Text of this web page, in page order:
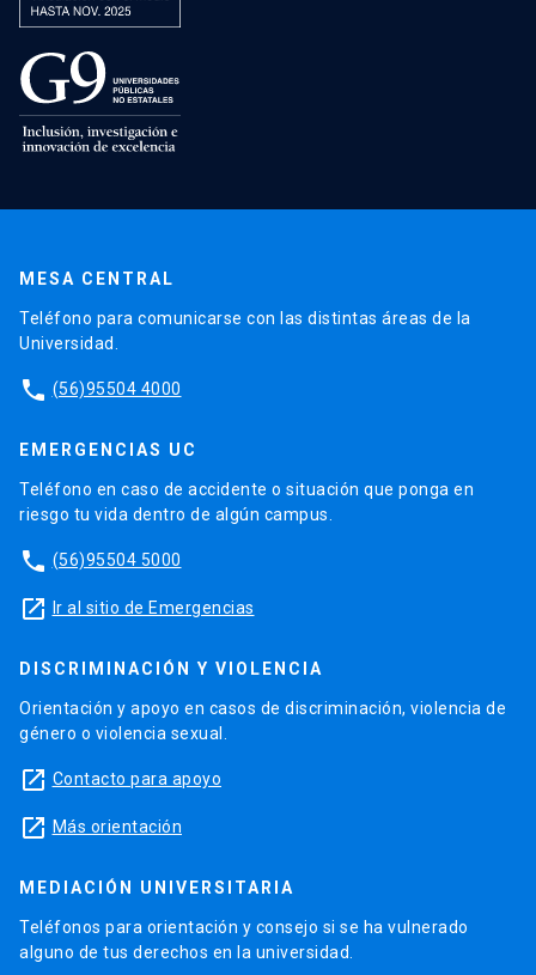
MESA CENTRAL
Teléfono para comunicarse con las distintas áreas de la
Universidad.
phone (56)95504 4000
EMERGENCIAS UC
Teléfono en caso de accidente o situación que ponga en
riesgo tu vida dentro de algún campus.
phone (56)95504 5000
launch Ir al sitio de Emergencias
DISCRIMINACIÓN Y VIOLENCIA
Orientación y apoyo en casos de discriminación, violencia de
género o violencia sexual.
launch Contacto para apoyo
launch Más orientación
MEDIACIÓN UNIVERSITARIA
Teléfonos para orientación y consejo si se ha vulnerado
alguno de tus derechos en la universidad.